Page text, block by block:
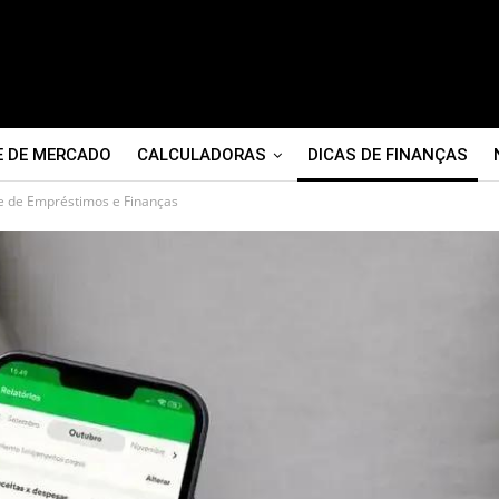
DE MERCADO CALCULADORAS DICAS DE FINANÇAS
de Empréstimos e Finanças